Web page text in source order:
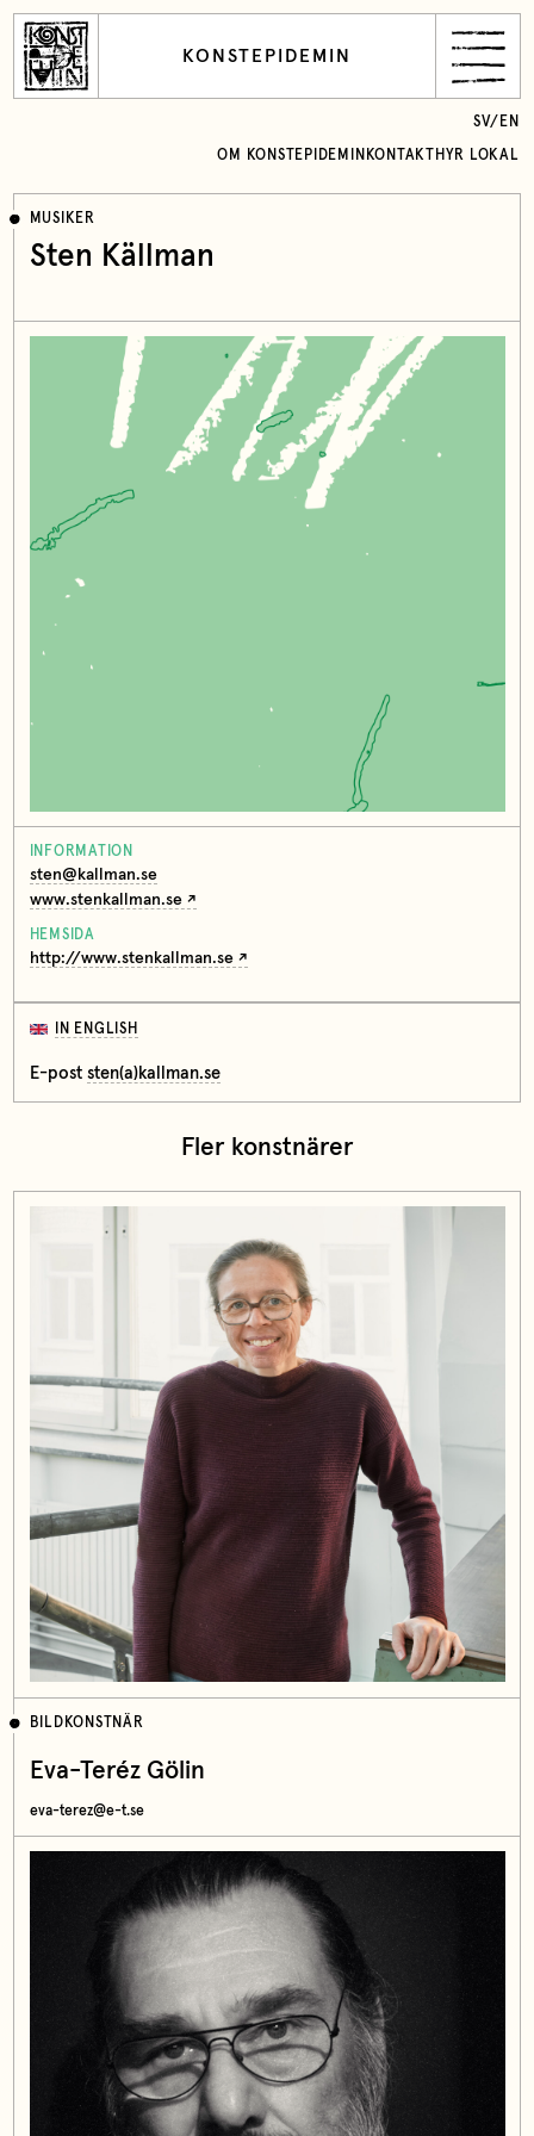
KONSTEPIDEMIN
OM KONSTEPIDEMIN KONTAKT HYR LOKAL
SV/ EN
MUSIKER
Sten Källman
INFORMATION
sten@kallman.se
www.stenkallman.se
HEMSIDA
http://www.stenkallman.se
IN ENGLISH
E-post sten(a)kallman.se
Fler konstnärer
BILDKONSTNÄR
Eva-Teréz Gölin
eva-terez@e-t.se